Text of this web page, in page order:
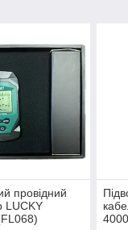
провідний
LUCKY